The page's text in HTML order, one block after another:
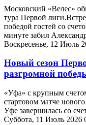
Московский «Велес»
тура Первой
победой гостей со
минуте забил
Воскресенье, 12 Июль
Новый сезон
разгромной
«Уфа» с крупным
стартовом матче
Уфе завершилась со
Суббота, 11 Июль 2026